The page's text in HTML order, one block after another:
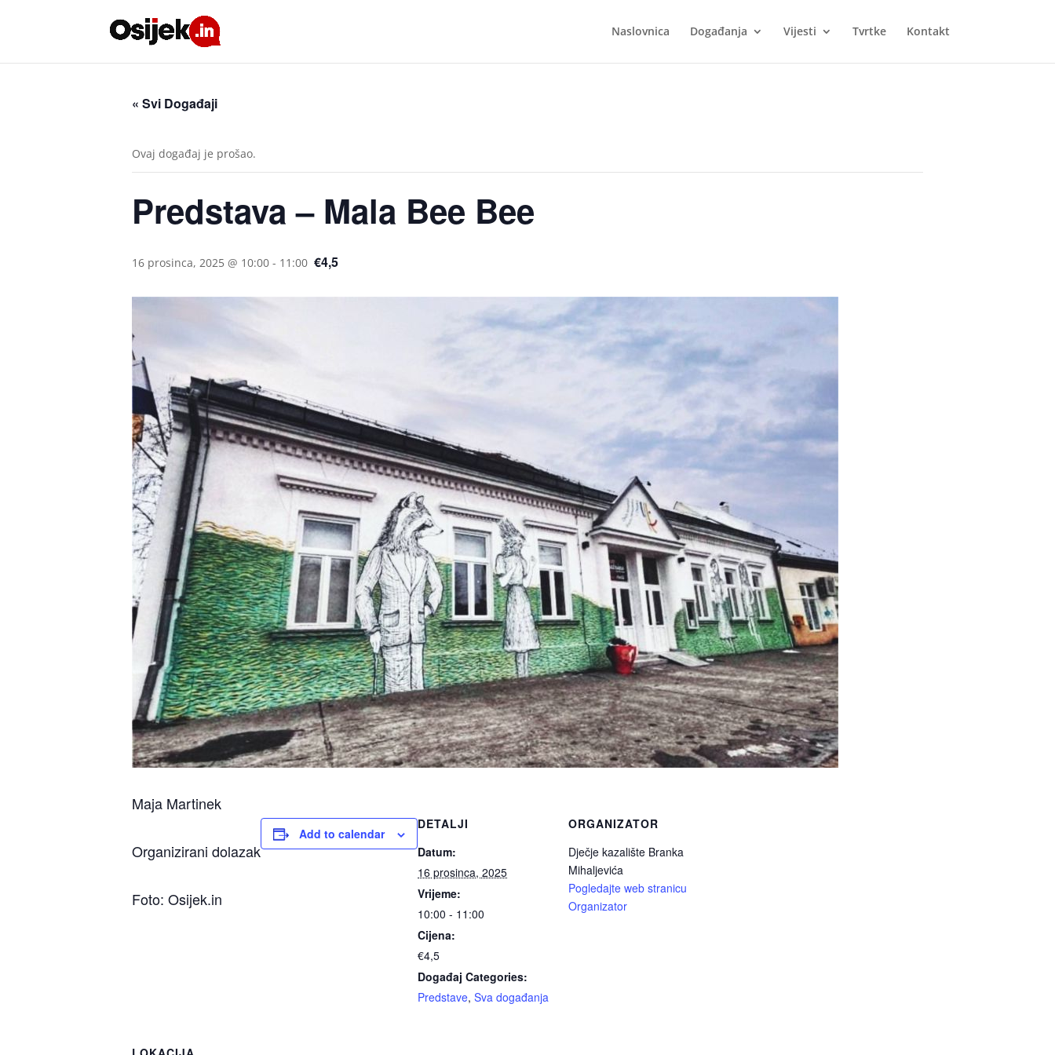
Naslovnica Događanja Vijesti Tvrtke Kontakt
« Svi Događaji
Ovaj događaj je prošao.
Predstava – Mala Bee Bee
16 prosinca, 2025 @ 10:00 - 11:00 €4,5
Maja Martinek
Organizirani dolazak
Foto: Osijek.in
Add to calendar
DETALJI
Datum:
16 prosinca, 2025
Vrijeme:
10:00 - 11:00
Cijena:
€4,5
Događaj Categories:
Predstave, Sva događanja
ORGANIZATOR
Dječje kazalište Branka
Mihaljevića
Pogledajte web stranicu
Organizator